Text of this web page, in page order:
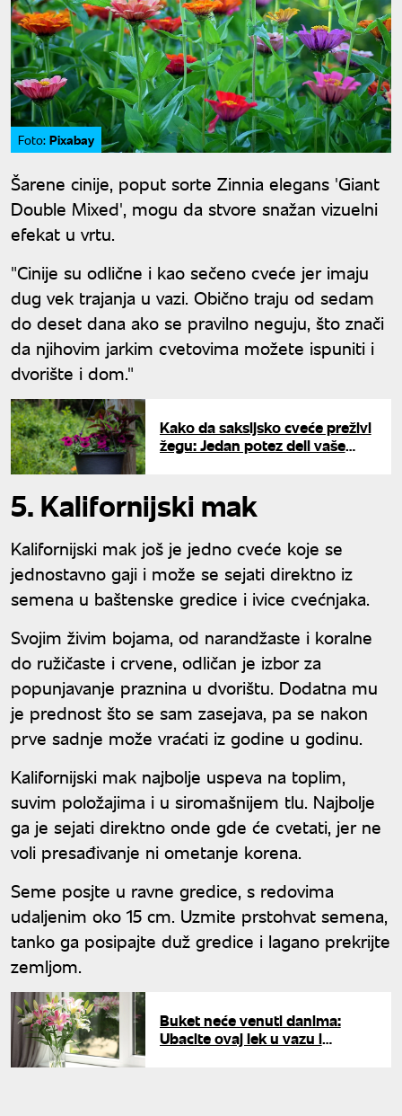
Foto: Pixabay
Šarene cinije, poput sorte Zinnia elegans 'Giant
Double Mixed', mogu da stvore snažan vizuelni
efekat u vrtu.
"Cinije su odlične i kao sečeno cveće jer imaju
dug vek trajanja u vazi. Obično traju od sedam
do deset dana ako se pravilno neguju, što znači
da njihovim jarkim cvetovima možete ispuniti i
dvorište i dom."
Kako da saksijsko cveće preživi
žegu: Jedan potez deli vaše
5. Kalifornijski mak
Kalifornijski mak još je jedno cveće koje se
jednostavno gaji i može se sejati direktno iz
semena u baštenske gredice i ivice cvećnjaka.
Svojim živim bojama, od narandžaste i koralne
do ružičaste i crvene, odličan je izbor za
popunjavanje praznina u dvorištu. Dodatna mu
je prednost što se sam zasejava, pa se nakon
prve sadnje može vraćati iz godine u godinu.
Kalifornijski mak najbolje uspeva na toplim,
suvim položajima i u siromašnijem tlu. Najbolje
ga je sejati direktno onde gde će cvetati, jer ne
voli presađivanje ni ometanje korena.
Seme posjte u ravne gredice, s redovima
udaljenim oko 15 cm. Uzmite prstohvat semena,
tanko ga posipajte duž gredice i lagano prekrijte
zemljom.
Buket neće venuti danima:
Ubacite ovaj lek u vazu i